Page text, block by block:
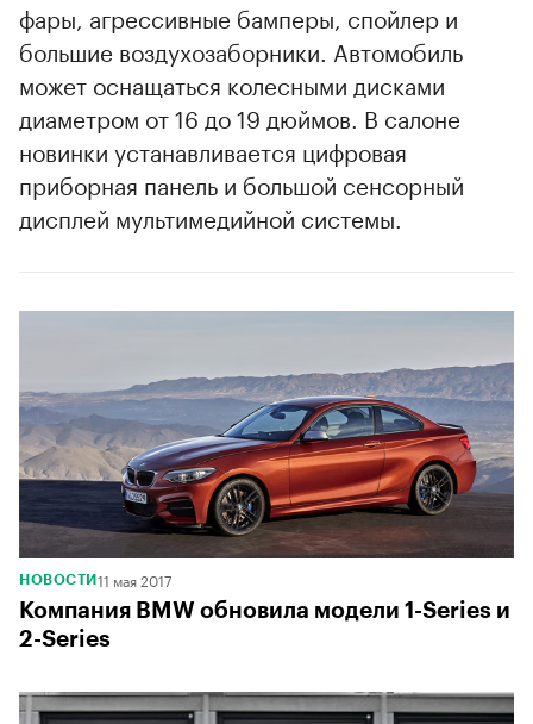
фары, агрессивные бамперы, спойлер и
большие воздухозаборники. Автомобиль
может оснащаться колесными дисками
диаметром от 16 до 19 дюймов. В салоне
новинки устанавливается цифровая
приборная панель и большой сенсорный
дисплей мультимедийной системы.
НОВОСТИ 11 мая 2017
Компания BMW обновила модели 1-Series и
2-Series